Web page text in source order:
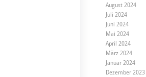
August 2024
Juli 2024
Juni 2024
Mai 2024
April 2024
März 2024
Januar 2024
Dezember 2023